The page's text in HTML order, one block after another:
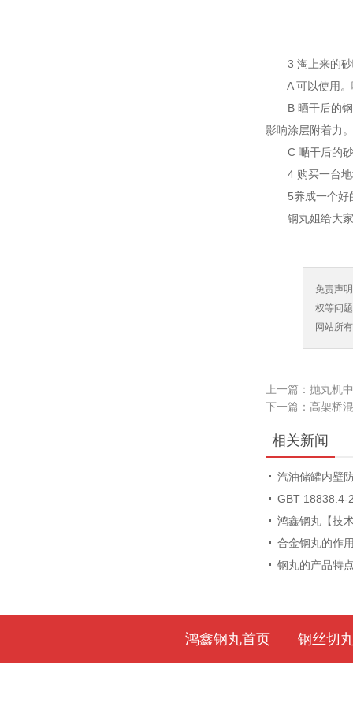
3 淘上来的砂
A 可以使用。
B 晒干后的钢
影响涂层附着力。
C 嗮干后的砂
4 购买一台地坑
5养成一个好的
钢丸姐给大家
免责声
权等问
网站所
上一篇： 抛丸机
下一篇： 高架桥
相关新闻
汽油储罐内壁
GBT 18838.4-2008
鸿鑫钢丸【技
合金钢丸的作
钢丸的产品特点
鸿鑫钢丸首页 钢丝切